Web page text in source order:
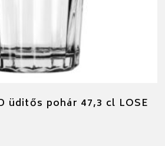
üditős pohár 47,3 cl LOSE